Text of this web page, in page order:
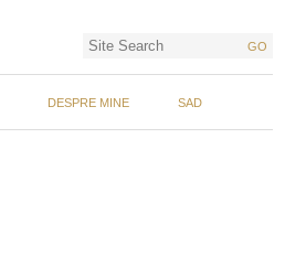
GO
DESPRE MINE SAD